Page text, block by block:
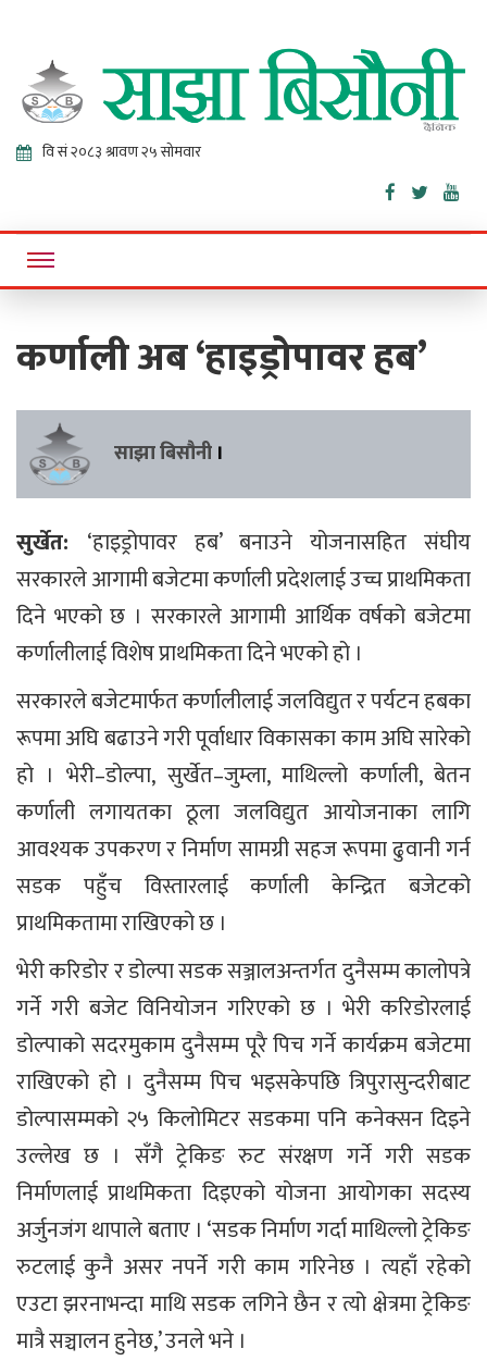
Sajha
Bisaunee
Online News Portal
कर्णाली अब ‘हाइड्रोपावर हब’
साझा बिसौनी ।
सुर्खेत: ‘हाइड्रोपावर हब’ बनाउने योजनासहित संघीय
सरकारले आगामी बजेटमा कर्णाली प्रदेशलाई उच्च प्राथमिकता
दिने भएको छ । सरकारले आगामी आर्थिक वर्षको बजेटमा
कर्णालीलाई विशेष प्राथमिकता दिने भएको हो ।
सरकारले बजेटमार्फत कर्णालीलाई जलविद्युत र पर्यटन हबका
रूपमा अघि बढाउने गरी पूर्वाधार विकासका काम अघि सारेको
हो । भेरी–डोल्पा, सुर्खेत–जुम्ला, माथिल्लो कर्णाली, बेतन
कर्णाली लगायतका ठूला जलविद्युत आयोजनाका लागि
आवश्यक उपकरण र निर्माण सामग्री सहज रूपमा ढुवानी गर्न
सडक पहुँच विस्तारलाई कर्णाली केन्द्रित बजेटको
प्राथमिकतामा राखिएको छ ।
भेरी करिडोर र डोल्पा सडक सञ्जालअन्तर्गत दुनैसम्म कालोपत्रे
गर्ने गरी बजेट विनियोजन गरिएको छ । भेरी करिडोरलाई
डोल्पाको सदरमुकाम दुनैसम्म पूरै पिच गर्ने कार्यक्रम बजेटमा
राखिएको हो । दुनैसम्म पिच भइसकेपछि त्रिपुरासुन्दरीबाट
डोल्पासम्मको २५ किलोमिटर सडकमा पनि कनेक्सन दिइने
उल्लेख छ । सँगै ट्रेकिङ रुट संरक्षण गर्ने गरी सडक
निर्माणलाई प्राथमिकता दिइएको योजना आयोगका सदस्य
अर्जुनजंग थापाले बताए । ‘सडक निर्माण गर्दा माथिल्लो ट्रेकिङ
रुटलाई कुनै असर नपर्ने गरी काम गरिनेछ । त्यहाँ रहेको
एउटा झरनाभन्दा माथि सडक लगिने छैन र त्यो क्षेत्रमा ट्रेकिङ
मात्रै सञ्चालन हुनेछ,’ उनले भने ।